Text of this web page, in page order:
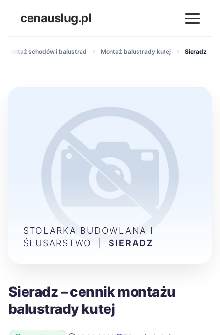
cenauslug.pl
i montaż schodów i balustrad Montaż balustrady kutej Sieradz
Sieradz – cennik montażu
balustrady kutej
STOLARKA BUDOWLANA I
ŚLUSARSTWO
SIERADZ